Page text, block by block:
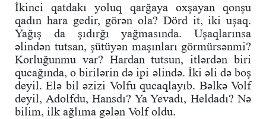
İkinci qatdakı yoluq qarğaya oxşayan qonşu
qadın hara gedir, görən ola? Dörd it, iki uşaq.
Yağış da şıdırğı yağmasında. Uşaqlarınsa
əlindən tutsan, şütüyən maşınları görmürsənmi?
Korluğunmu var? Hardan tutsun, itlərdən biri
qucağında, o birilərin də ipi əlində. İki əli də boş
deyil. Elə bil əzizi Volfu qucaqlayıb. Bəlkə Volf
deyil, Adolfdu, Hansdı? Ya Yevadı, Heldadı? Nə
bilim, ilk ağlıma gələn Volf oldu.